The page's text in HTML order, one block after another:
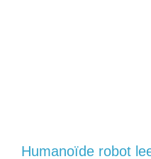
Humanoïde robot